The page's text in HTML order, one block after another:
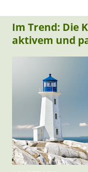
Im Trend: Die
aktivem und